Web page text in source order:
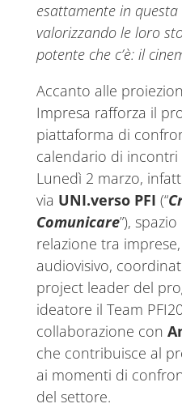
esattamente in questa
valorizzando le loro
potente che c’è: il
Accanto alle
Impresa rafforza il
piattaforma di
calendario di
Lunedì 2 marzo,
via UNI.verso PFI (“
Comunicare”),
relazione tra
audiovisivo,
project leader del
ideatore il Team
collaborazione con
che contribuisce al
ai momenti di
del settore.